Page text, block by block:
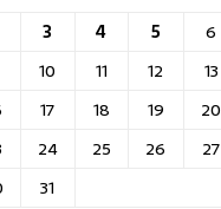
3 4 5 6
10 11 12 13
17 18 19 20
24 25 26 27
31